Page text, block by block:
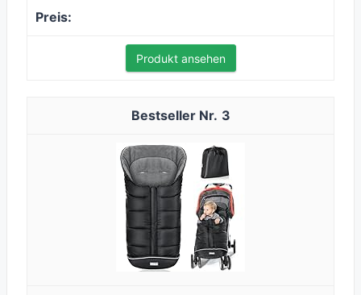
Produkt ansehen
3